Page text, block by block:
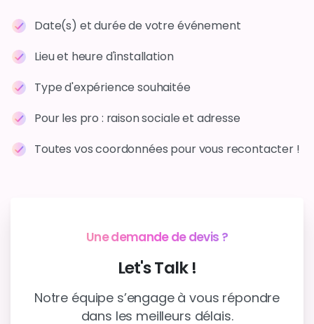
Date(s) et durée de votre événement
Lieu et heure d'installation
Type d'expérience souhaitée
Pour les pro : raison sociale et adresse
Toutes vos coordonnées pour vous recontacter !
Réserver votre expérience ?
Let'sTalk !
Notre équipe s’engage à vous répondre
dans les meilleurs délais.